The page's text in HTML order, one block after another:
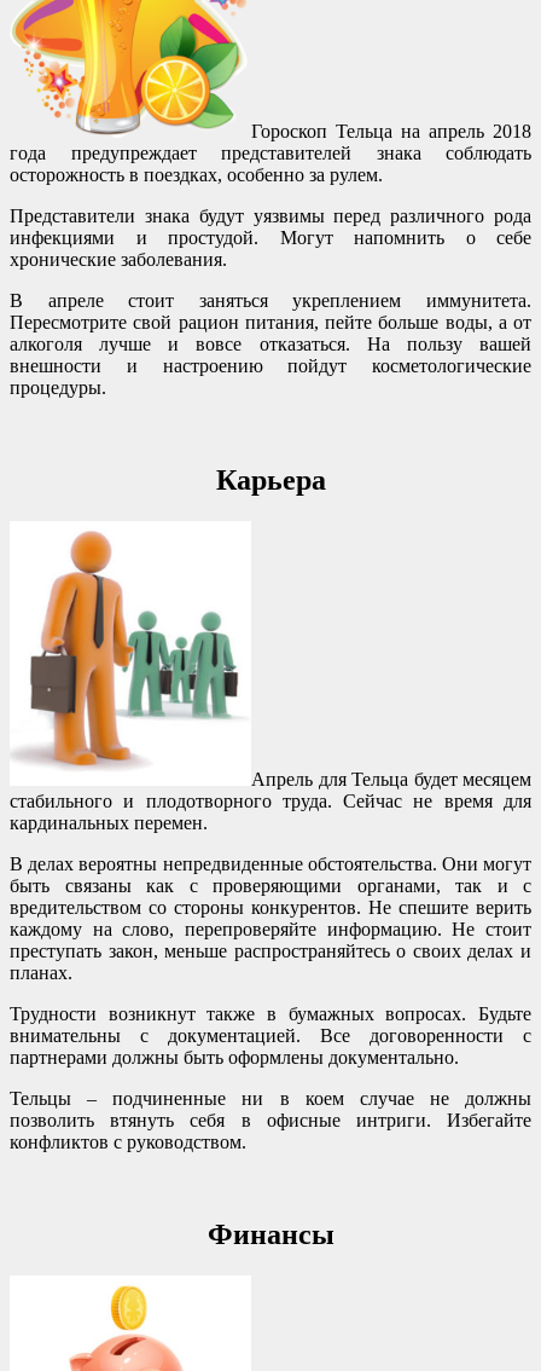
Гороскоп Тельца на апрель 2018
года предупреждает представителей знака соблюдать
осторожность в поездках, особенно за рулем.
Представители знака будут уязвимы перед различного рода
инфекциями и простудой. Могут напомнить о себе
хронические заболевания.
В апреле стоит заняться укреплением иммунитета.
Пересмотрите свой рацион питания, пейте больше воды, а от
алкоголя лучше и вовсе отказаться. На пользу вашей
внешности и настроению пойдут косметологические
процедуры.
Карьера
Апрель для Тельца будет месяцем
стабильного и плодотворного труда. Сейчас не время для
кардинальных перемен.
В делах вероятны непредвиденные обстоятельства. Они могут
быть связаны как с проверяющими органами, так и с
вредительством со стороны конкурентов. Не спешите верить
каждому на слово, перепроверяйте информацию. Не стоит
преступать закон, меньше распространяйтесь о своих делах и
планах.
Трудности возникнут также в бумажных вопросах. Будьте
внимательны с документацией. Все договоренности с
партнерами должны быть оформлены документально.
Тельцы – подчиненные ни в коем случае не должны
позволить втянуть себя в офисные интриги. Избегайте
конфликтов с руководством.
Финансы